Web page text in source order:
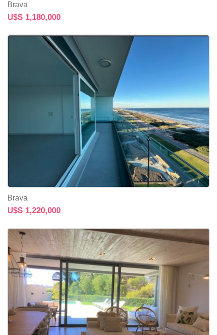
Brava
U$S 1,180,000
Brava
U$S 1,220,000